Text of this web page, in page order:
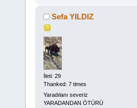
Sefa YILDIZ
İleti: 29
Thanked: 7 times
Yaradılanı severiz
YARADANDAN ÖTÜRÜ